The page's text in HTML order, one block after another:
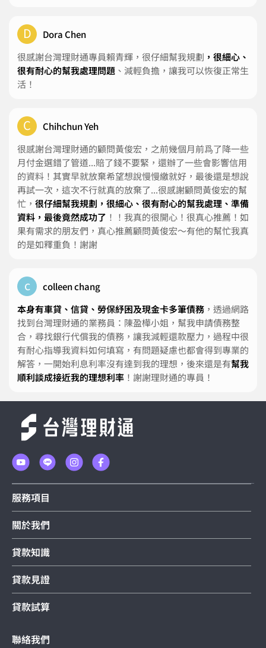
D
Dora Chen
很感謝台灣理財通專員賴青輝，很仔細幫我規劃 ，很細心、
很有耐心的幫我處理問題 、減輕負擔，讓我可以恢復正常生
活！
C
Chihchun Yeh
很感謝台灣理財通的顧問黃俊宏，之前幾個月前爲了降一些
月付金選錯了管道...賠了錢不要緊，還辦了一些會影響信用
的資料！其實早就放棄希望想說慢慢繳就好，最後還是想說
再試一次，這次不行就真的放棄了...很感謝顧問黃俊宏的幫
忙， 很仔細幫我規劃，很細心、很有耐心的幫我處理、準備
資料，最後竟然成功了 ！！我真的很開心！很真心推薦！如
果有需求的朋友們，真心推薦顧問黃俊宏～有他的幫忙我真
的是如釋重負！謝謝
c
colleen chang
本身有車貸、信貸、勞保紓困及現金卡多筆債務 ，透過網路
找到台灣理財通的業務員：陳盈樺小姐，幫我申請債務整
合，尋找銀行代償我的債務，讓我減輕還款壓力，過程中很
有耐心指導我資料如何填寫，有問題疑慮也都會得到專業的
解答，一開始利息利率沒有達到我的理想，後來還是有幫我
順利談成接近我的理想利率 ！謝謝理財通的專員！
服務項目
關於我們
貸款知識
貸款見證
貸款試算
聯絡我們